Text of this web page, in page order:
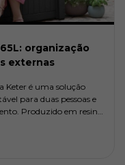
organização
externas
Keter é uma solução
para duas pessoas e
Produzido em resina
lazer sem comprometer